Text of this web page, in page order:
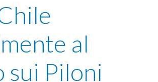
al
sui Piloni